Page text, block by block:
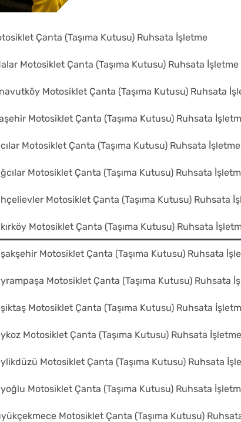
Çanta (Taşıma Kutusu) Ruhsata İşletme
Motosiklet Çanta (Taşıma Kutusu) Ruhsata İşletme
Motosiklet Çanta (Taşıma Kutusu) Ruhsata
Motosiklet Çanta (Taşıma Kutusu) Ruhsata
Motosiklet Çanta (Taşıma Kutusu) Ruhsata İşletme
Motosiklet Çanta (Taşıma Kutusu) Ruhsata
Motosiklet Çanta (Taşıma Kutusu) Ruhsata
Motosiklet Çanta (Taşıma Kutusu) Ruhsata
Motosiklet Çanta (Taşıma Kutusu) Ruhsata
Motosiklet Çanta (Taşıma Kutusu) Ruhsata
Motosiklet Çanta (Taşıma Kutusu) Ruhsata
Motosiklet Çanta (Taşıma Kutusu) Ruhsata
Motosiklet Çanta (Taşıma Kutusu) Ruhsata
Motosiklet Çanta (Taşıma Kutusu) Ruhsata
Motosiklet Çanta (Taşıma Kutusu)